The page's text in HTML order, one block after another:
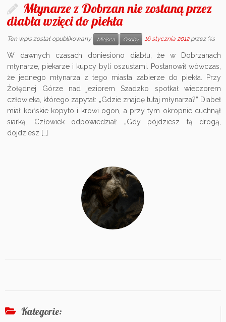
Młynarze z Dobrzan nie zostaną przez
diabła wzięci do piekła
Ten wpis został opublikowany Miejsca Osoby 16 stycznia 2012 przez %s
W dawnych czasach doniesiono diabłu, że w Dobrzanach
młynarze, piekarze i kupcy byli oszustami. Postanowił wówczas,
że jednego młynarza z tego miasta zabierze do piekła. Przy
Żołędnej Górze nad jeziorem Szadzko spotkał wieczorem
człowieka, którego zapytał: „Gdzie znajdę tutaj młynarza?” Diabeł
miał końskie kopyto i krowi ogon, a przy tym okropnie cuchnął
siarką. Człowiek odpowiedział: „Gdy pójdziesz tą drogą,
dojdziesz […]
Kategorie: